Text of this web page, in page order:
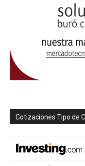
Cotizaciones Tipo de